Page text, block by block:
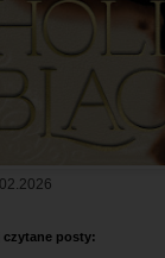
czytane posty: